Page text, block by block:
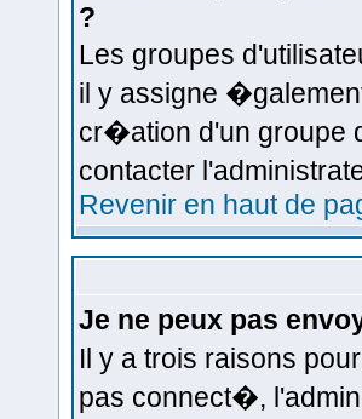
?
Les groupes
il y assigne
cr�ation d'un groupe
contacter
Revenir en haut de
Je ne peux pas
Il y a trois raisons
pas connect�,